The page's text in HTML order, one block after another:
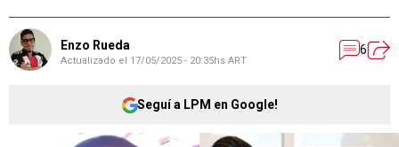
Enzo Rueda
Actualizado el 17/05/2025 - 20:35hs ART
6
Seguí a LPM en Google!